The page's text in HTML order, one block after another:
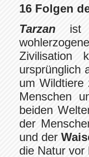
16 Folgen
Tarzan ist
Zivilisation
ursprünglich
um Wildtiere
Menschen
beiden
der
und der
die Natur vor